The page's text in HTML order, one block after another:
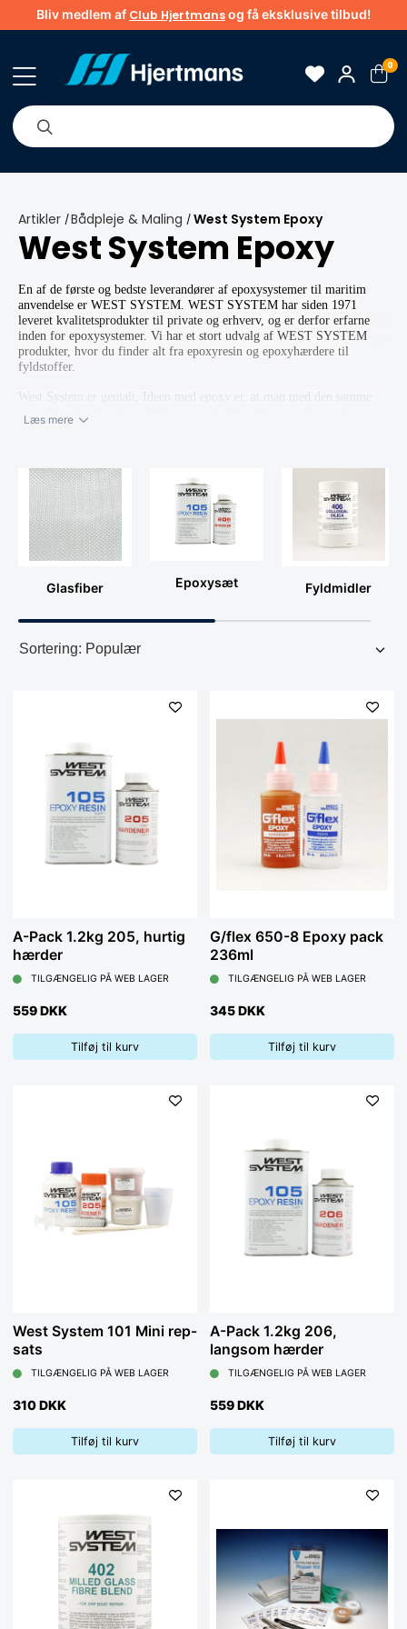
Bliv medlem af Club Hjertmansog få eksklusive tilbud!
0
Om os Brands Tips & guider
Artikler /Bådpleje & Maling / West System Epoxy
West System Epoxy
En af de første og bedste leverandører af epoxysystemer til maritim
anvendelse er WEST SYSTEM. WEST SYSTEM har siden 1971
leveret kvalitetsprodukter til private og erhverv, og er derfor erfarne
inden for epoxysystemer. Vi har et stort udvalg af WEST SYSTEM
produkter, hvor du finder alt fra epoxyresin og epoxyhærdere til
fyldstoffer.
West System er genialt, Ideen med epoxy er, at man med den samme
grundblanding kan lime både træ og glasfiber. Epoxyen kræver kun et
moderat pres ved limningen. Der stilles ikke de samme krav til
hermed en uovertruffen fugtspærre. Derfor er epoxyen særdeles
velegnet til osmosebehandling.
Læs mere
Glasfiber Epoxysæt Fyldmidler
A-Pack 1.2kg 205, hurtig
hærder
TILGÆNGELIG PÅ WEB LAGER
559 DKK
Tilføj til kurv
G/flex 650-8 Epoxy pack
236ml
TILGÆNGELIG PÅ WEB LAGER
345 DKK
Tilføj til kurv
West System 101 Mini rep-
sats
TILGÆNGELIG PÅ WEB LAGER
310 DKK
Tilføj til kurv
A-Pack 1.2kg 206,
langsom hærder
TILGÆNGELIG PÅ WEB LAGER
559 DKK
Tilføj til kurv